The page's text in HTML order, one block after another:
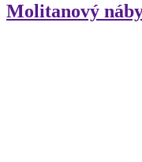
Molitanový